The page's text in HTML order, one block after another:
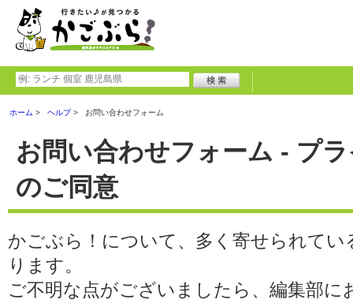
ホーム ヘルプ お問い合わせフォーム
お問い合わせフォーム - プ
のご同意
かごぶら！について、多く寄せられてい
ります。
ご不明な点がございましたら、編集部